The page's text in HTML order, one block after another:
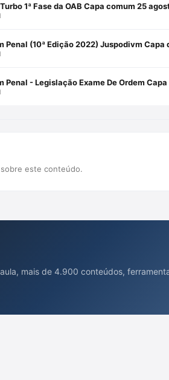
1ª Fase da OAB Capa comum 25
Penal (10ª Edição 2022) Juspodivm Capa
Penal - Legislação Exame De Ordem
este conteúdo.
mais de 4.900 conteúdos,